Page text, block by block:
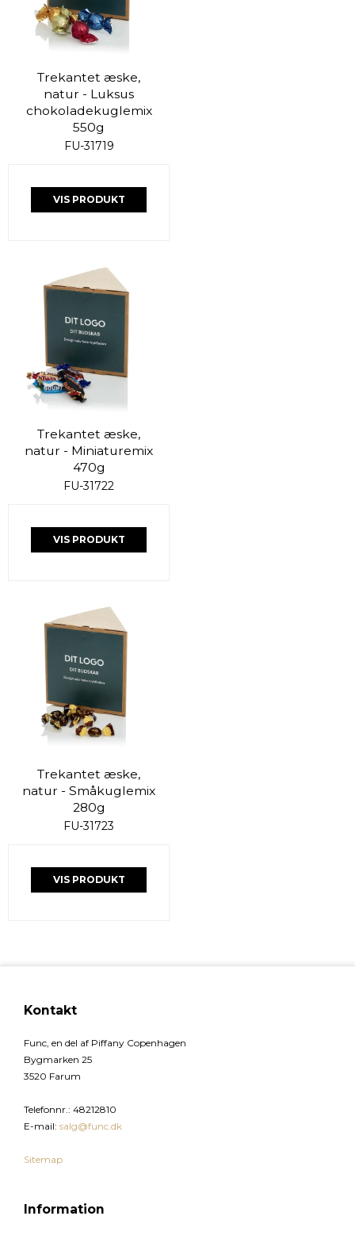
Trekantet æske,
natur - Luksus
chokoladekuglemix
550g
FU-31719
VIS PRODUKT
Trekantet æske,
natur - Miniaturemix
470g
FU-31722
VIS PRODUKT
Trekantet æske,
natur - Småkuglemix
280g
FU-31723
VIS PRODUKT
Kontakt
Func, en del af Piffany Copenhagen
Bygmarken 25
3520 Farum
Telefonnr.: 48212810
E-mail: salg@func.dk
Sitemap
Information